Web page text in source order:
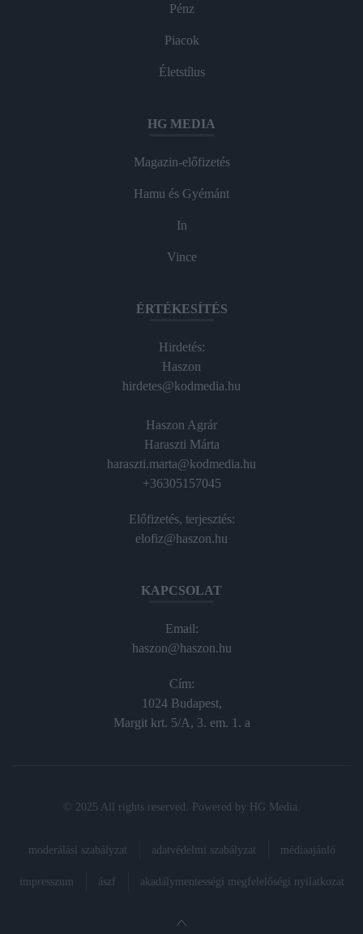
Pénz
Piacok
Életstílus
HG MEDIA
Magazin-előfizetés
Hamu és Gyémánt
In
Vince
ÉRTÉKESÍTÉS
Hirdetés:
Haszon
hirdetes@kodmedia.hu
Haszon Agrár
Haraszti Márta
haraszti.marta@kodmedia.hu
+36305157045
Előfizetés, terjesztés:
elofiz@haszon.hu
KAPCSOLAT
Email:
haszon@haszon.hu
Cím:
1024 Budapest,
Margit krt. 5/A, 3. em. 1. a
© 2025 All rights reserved. Powered by HG Media
moderálási szabályzat adatvédelmi szabályzat médiaajánló
impresszum ászf akadálymentességi megfelelőségi nyilatkozat